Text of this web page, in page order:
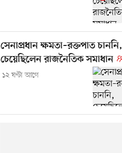
সেনাপ্রধান ক্ষমতা–রক্তপাত চাননি,
চেয়েছিলেন রাজনৈতিক সমাধান
১২ ঘণ্টা আগে